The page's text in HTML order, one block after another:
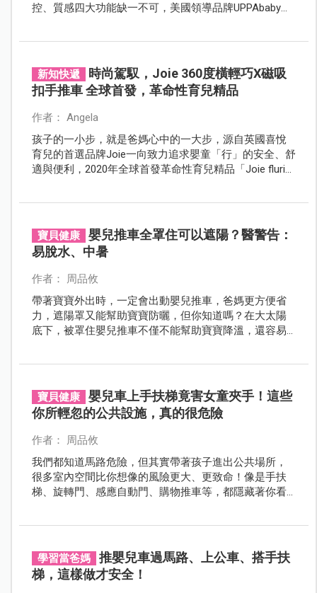
控、質感四大功能缺一不可，美國領導品牌UPPAbaby選
不用拆卸任何零件就能直接收車的唯一品牌，寶寶坐得
舒適，媽媽推得輕鬆，地表最強推車美譽當之無愧。
新知快遞
時尚駕馭，Joie 360度橫輕巧X磁吸
扣手推車 全球首發，革命性育兒精品
作者： Angela
孩子的一小步，就是爸媽心中的一大步，源自英國喜悅
育兒的首選品牌Joie一向致力追求嬰童「行」的安全、舒
適與便利，2020年全球首發革命性育兒精品「Joie fluri
二大時尚駕馭工具，成為型男帥爸柯有倫寵愛妻女的首
選。
寶貝健康
嬰兒推車全罩住可以遮陽？醫警告：
易脫水、中暑
作者： 周品攸
帶著寶寶外出時，一定會出動嬰兒推車，爸媽更方便省
力，遮陽罩又能幫助寶寶防曬，但你知道嗎？在大太陽
底下，被罩住嬰兒推車不僅不能幫助寶寶降溫，還容易
寶貝健康
嬰兒車上手扶梯竟害女童夾手！這些
你所輕忽的公共設施，真的很危險
作者： 周品攸
我們都知道馬路危險，但其實帶著孩子進出公共場所，
很多室內空間比你想像的風險更大、更致命！像是手扶
梯、旋轉門、感應自動門、購物推車等，都隱藏著你看
學習當爸媽
推嬰兒車過馬路、上公車、搭手扶
梯，這樣做才安全！